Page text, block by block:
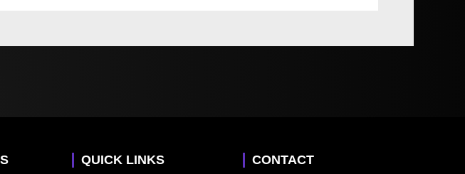
QUICK LINKS CONTACT